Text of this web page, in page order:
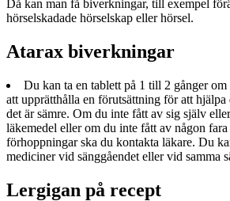
Då kan man få biverkningar, till exempel
hörselskadade hörselskap eller hörsel.
Atarax biverkningar
Du kan ta en tablett på 1 till 2 gånger
att upprätthålla en förutsättning för att
det är sämre. Om du inte fått av sig själv
läkemedel eller om du inte fått av någon
förhoppningar ska du kontakta läkare. Du
mediciner vid sänggåendet eller vid samma
Lergigan på recept